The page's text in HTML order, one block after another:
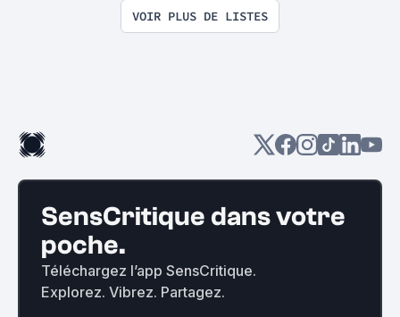
VOIR PLUS DE LISTES
SensCritique dans votre
poche.
Téléchargez l’app SensCritique.
Explorez. Vibrez. Partagez.